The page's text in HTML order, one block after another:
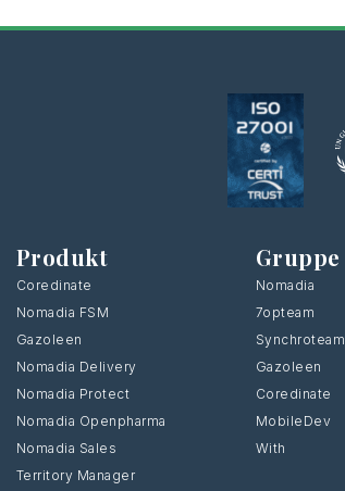
Produkt
Coredinate
Nomadia FSM
Gazoleen
Nomadia Delivery
Nomadia Protect
Nomadia Openpharma
Nomadia Sales
Territory Manager
Gruppe
Nomadia
7opteam
Synchroteam
Gazoleen
Coredinate
MobileDev
With